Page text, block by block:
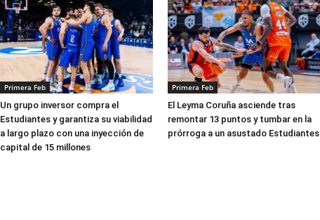
Primera Feb
Un grupo inversor compra el
Estudiantes y garantiza su viabilidad
a largo plazo con una inyección de
capital de 15 millones
Primera Feb
El Leyma Coruña asciende tras
remontar 13 puntos y tumbar en la
prórroga a un asustado Estudiantes